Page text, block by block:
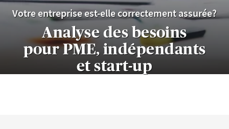
Votre entreprise est-elle correctement assurée?
Analyse des besoins
pour PME, indépendants
et start-up